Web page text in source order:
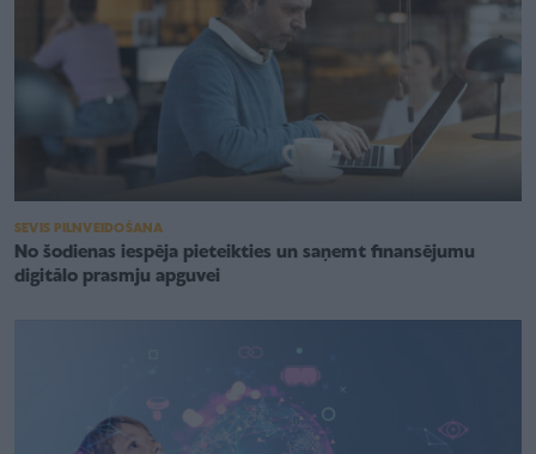
SEVIS PILNVEIDOŠANA
No šodienas iespēja pieteikties un saņemt finansējumu
digitālo prasmju apguvei